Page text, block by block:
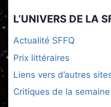
L’UNIVERS DE LA
Actualité SFFQ
Prix littéraires
Liens vers d’autres
Critiques de la semaine